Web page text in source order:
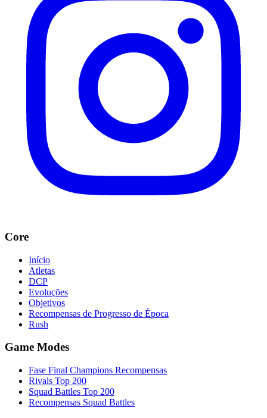
Core
Início
Atletas
DCP
Evoluções
Objetivos
Recompensas de Progresso de Época
Rush
Game Modes
Fase Final Champions Recompensas
Rivals Top 200
Squad Battles Top 200
Recompensas Squad Battles